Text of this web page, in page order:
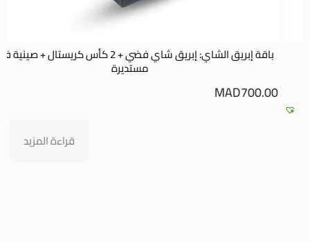
باقة إبريق الشاي: إبريق شاي فضي + 2 كأس كريستال + صينية فضية
مستديرة
MAD700.00
قراءة المزيد